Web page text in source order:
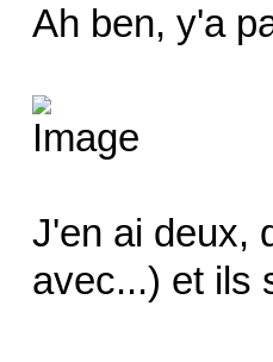
Ah ben, y'a
J'en ai deux,
avec...) et ils